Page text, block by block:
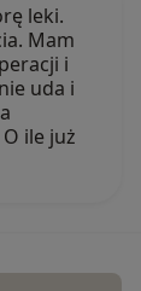
leki.
Mam
i
uda i
ile już